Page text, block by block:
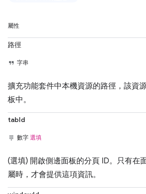
屬性
路徑
字串
擴充功能套件中本機資源的路徑，該資
板中。
tabId
數字 選填
(選填) 開啟側邊面板的分頁 ID。只有在
屬時，才會提供這項資訊。